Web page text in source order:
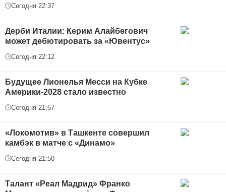
Сегодня 22:37
Дерби Италии: Керим Алайбегович
может дебютировать за «Ювентус»
Сегодня 22:12
Будущее Лионелья Месси на Кубке
Америки-2028 стало известно
Сегодня 21:57
«Локомотив» в Ташкенте совершил
камбэк в матче с «Динамо»
Сегодня 21:50
Талант «Реал Мадрид» Франко